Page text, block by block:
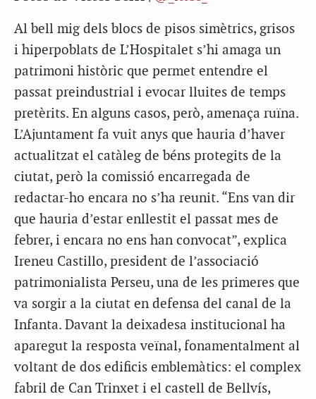
Al bell mig dels blocs de pisos simètrics, grisos
i hiperpoblats de L’Hospitalet s’hi amaga un
patrimoni històric que permet entendre el
passat preindustrial i evocar lluites de temps
pretèrits. En alguns casos, però, amenaça ruïna.
L’Ajuntament fa vuit anys que hauria d’haver
actualitzat el catàleg de béns protegits de la
ciutat, però la comissió encarregada de
redactar-ho encara no s’ha reunit. “Ens van dir
que hauria d’estar enllestit el passat mes de
febrer, i encara no ens han convocat”, explica
Ireneu Castillo, president de l’associació
patrimonialista Perseu, una de les primeres que
va sorgir a la ciutat en defensa del canal de la
Infanta. Davant la deixadesa institucional ha
aparegut la resposta veïnal, fonamentalment al
voltant de dos edificis emblemàtics: el complex
fabril de Can Trinxet i el castell de Bellvís,